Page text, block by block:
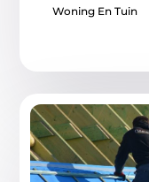
Woning En Tuin